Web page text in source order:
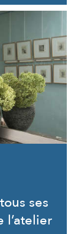
ses
l’atelier